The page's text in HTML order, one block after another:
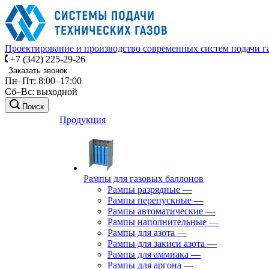
Проектирование и производство современных систем подачи
+7 (342) 225-29-26
Заказать звонок
Пн–Пт: 8:00–17:00
Сб–Вс: выходной
Поиск
Продукция
Рампы для газовых баллонов
Рампы разрядные —
Рампы перепускные —
Рампы автоматические —
Рампы наполнительные —
Рампы для азота —
Рампы для закиси азота —
Рампы для аммиака —
Рампы для аргона —